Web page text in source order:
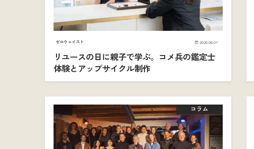
ゼロウェイスト 2026.08.07
リユースの日に親子で学ぶ。コメ兵の鑑定士
体験とアップサイクル制作
コラム